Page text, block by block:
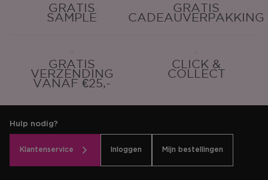
GRATIS
SAMPLE
GRATIS
CADEAUVERPAKKING
GRATIS
VERZENDING
VANAF €25,-
CLICK &
COLLECT
Hulp nodig?
Klantenservice Inloggen Mijn bestellingen